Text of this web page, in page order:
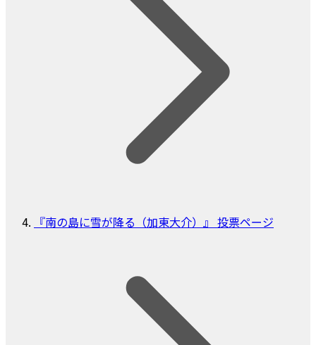
『南の島に雪が降る（加東大介）』 投票ページ